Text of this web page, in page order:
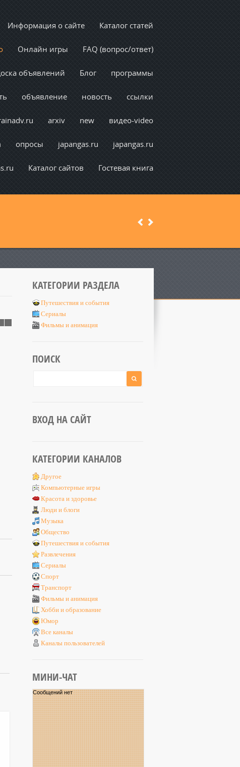
Информация о сайте Каталог статей
Онлайн игры FAQ (вопрос/ответ)
объявлений Блог программы
объявление новость ссылки
arxiv new видео-video
опросы japangas.ru japangas.ru
Каталог сайтов Гостевая книга
Previous
КАТЕГОРИИ РАЗДЕЛА
Путешествия и события
Сериалы
Фильмы и анимация
ПОИСК
ВХОД НА САЙТ
КАТЕГОРИИ КАНАЛОВ
Другое
Компьютерные игры
Красота и здоровье
Люди и блоги
Музыка
Общество
Путешествия и события
Развлечения
Сериалы
Спорт
Транспорт
Фильмы и анимация
Хобби и образование
Юмор
Все каналы
Каналы пользователей
МИНИ-ЧАТ